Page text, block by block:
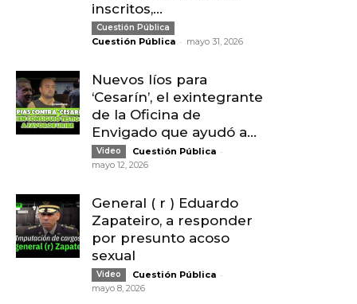
inscritos,...
Cuestión Pública
Cuestión Pública - mayo 31, 2026
Nuevos líos para
‘Cesarín’, el exintegrante
de la Oficina de
Envigado que ayudó a...
Video Cuestión Pública -
mayo 12, 2026
General ( r ) Eduardo
Zapateiro, a responder
por presunto acoso
sexual
Video Cuestión Pública -
mayo 8, 2026